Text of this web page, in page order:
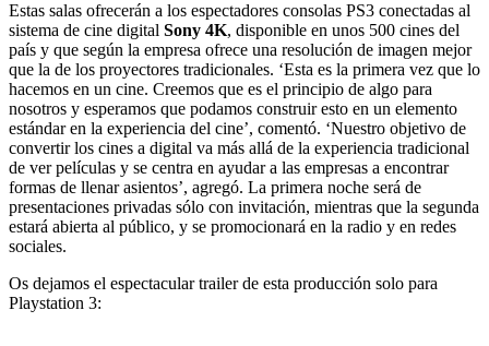
Estas salas ofrecerán a los espectadores consolas PS3 conectadas al
sistema de cine digital Sony 4K, disponible en unos 500 cines del
país y que según la empresa ofrece una resolución de imagen mejor
que la de los proyectores tradicionales. ‘Esta es la primera vez que lo
hacemos en un cine. Creemos que es el principio de algo para
nosotros y esperamos que podamos construir esto en un elemento
estándar en la experiencia del cine’, comentó. ‘Nuestro objetivo de
convertir los cines a digital va más allá de la experiencia tradicional
de ver películas y se centra en ayudar a las empresas a encontrar
formas de llenar asientos’, agregó. La primera noche será de
presentaciones privadas sólo con invitación, mientras que la segunda
estará abierta al público, y se promocionará en la radio y en redes
sociales.
Os dejamos el espectacular trailer de esta producción solo para
Playstation 3: